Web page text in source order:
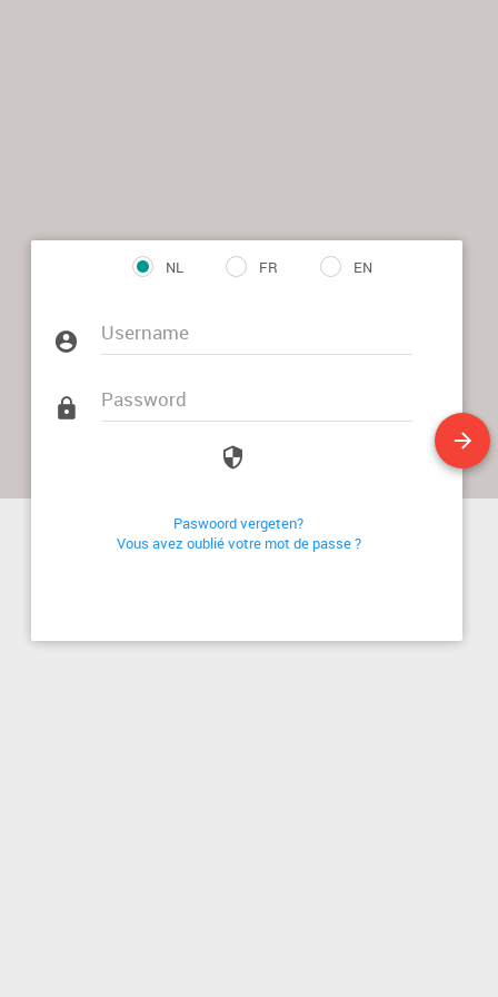
NL FR EN
Paswoord vergeten?
Vous avez oublié votre mot de passe ?